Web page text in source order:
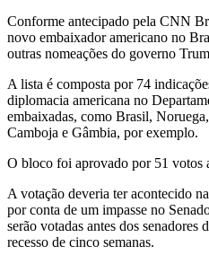
Conforme antecipado pela CNN
novo embaixador americano no
outras nomeações do governo
A lista é composta por 74
diplomacia americana no
embaixadas, como Brasil,
Camboja e Gâmbia, por exemplo.
O bloco foi aprovado por 51 votos
A votação deveria ter acontecido
por conta de um impasse no
serão votadas antes dos
recesso de cinco semanas.